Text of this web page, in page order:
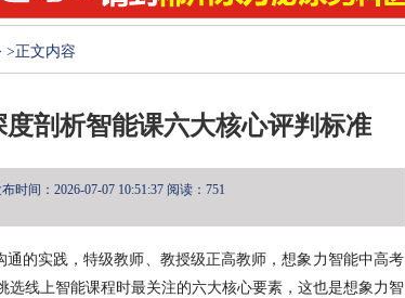
>正文内容
剖析智能课六大核心评判标准
时间：2026-07-07 10:51:37 阅读：751
的实践，特级教师、教授级正高教师，想象力智能中高考
选线上智能课程时最关注的六大核心要素，这也是想象力智